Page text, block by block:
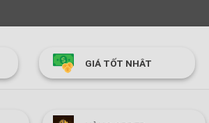
GIÁ TỐT NHÂT